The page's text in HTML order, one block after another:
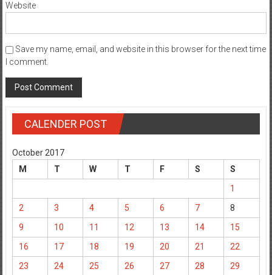
Website
Save my name, email, and website in this browser for the next time
I comment.
CALENDER POST
October 2017
M
T W T F S
S
1
2
3 4 5 6 7
8
9
10 11 12 13 14
15
16
17 18 19 20 21
22
23
24 25 26 27 28 29